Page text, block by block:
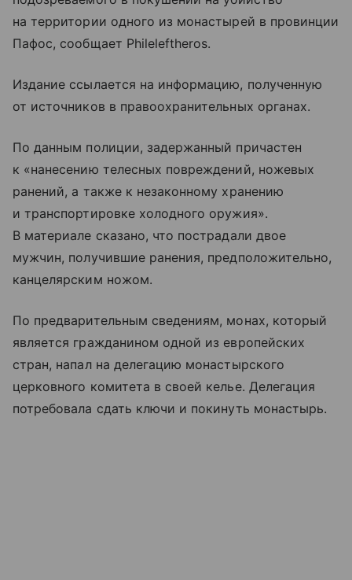
на территории одного из монастырей в провинции
Пафос, сообщает Phileleftheros.
Издание ссылается на информацию, полученную
от источников в правоохранительных органах.
По данным полиции, задержанный причастен
к «нанесению телесных повреждений, ножевых
ранений, а также к незаконному хранению
и транспортировке холодного оружия».
В материале сказано, что пострадали двое
мужчин, получившие ранения, предположительно,
канцелярским ножом.
По предварительным сведениям, монах, который
является гражданином одной из европейских
стран, напал на делегацию монастырского
церковного комитета в своей келье. Делегация
потребовала сдать ключи и покинуть монастырь.